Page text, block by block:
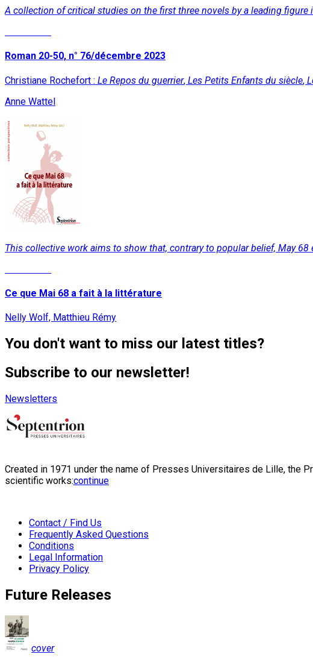
A collection of critical studies on the first three novels by a leading figure
Roman 20-50, n° 76/décembre 2023
Christiane Rochefort : Le Repos du guerrier, Les Petits Enfants du siècle,
Anne Wattel
This collective work aims to show that, contrary to popular belief, May
Ce que Mai 68 a fait à la littérature
Nelly Wolf, Matthieu Rémy
You don't want to miss our latest titles?
Subscribe to our newsletter!
Newsletters
Created in 1971 under the name of Presses Universitaires de Lille, the
scientific works:continue
Contact / Find Us
Frequently Asked Questions
Conditions
Legal Information
Privacy Policy
Future Releases
cover